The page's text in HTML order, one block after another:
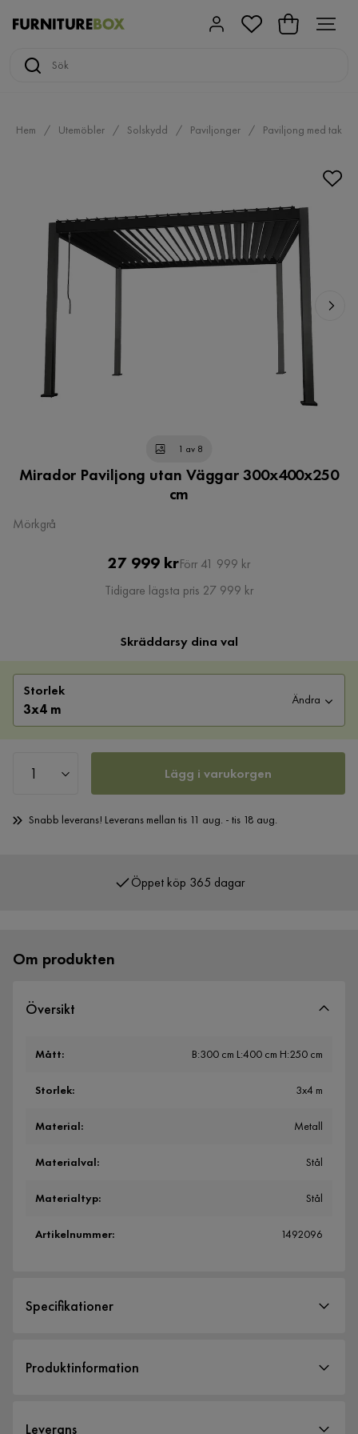
Hem Utemöbler Solskydd Paviljonger Paviljong med tak
1 av 8
Mirador Paviljong utan Väggar 300x400x250
cm
Mörkgrå
Pris
27 999 krOriginal
Pris
Förr 41 999 kr
Tidigare lägsta pris 27 999 kr
Skräddarsy dina val
Storlek
3x4 m
Ändra
Lägg i varukorgen
Snabb leverans! Leverans mellan tis 11 aug. - tis 18 aug.
Över 400 000 nöjda kunder
Om produkten
Översikt
Mått: B:300 cm L:400 cm H:250 cm
Storlek: 3x4 m
Material: Metall
Materialval: Stål
Materialtyp: Stål
Artikelnummer: 1492096
Specifikationer
Storlek
Produktinformation
Leverans